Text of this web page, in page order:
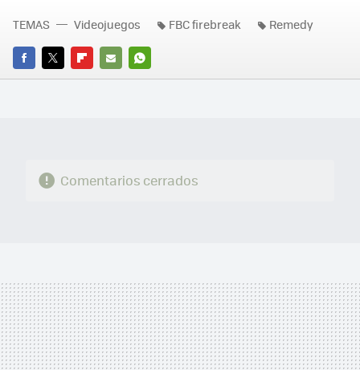
FACEBOOK
TWITTERFLIPBOARD
E-
WHATSAPP
TEMAS Videojuegos FBC firebreak Remedy
Comentarios cerrados